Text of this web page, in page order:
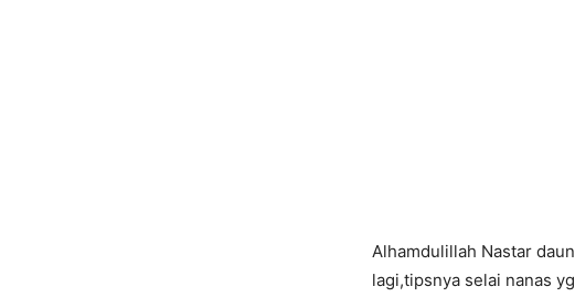
Alhamdulillah Nastar
lagi,tipsnya selai nanas